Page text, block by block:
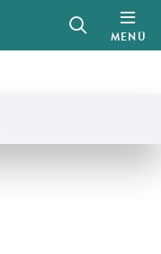
MENÜ